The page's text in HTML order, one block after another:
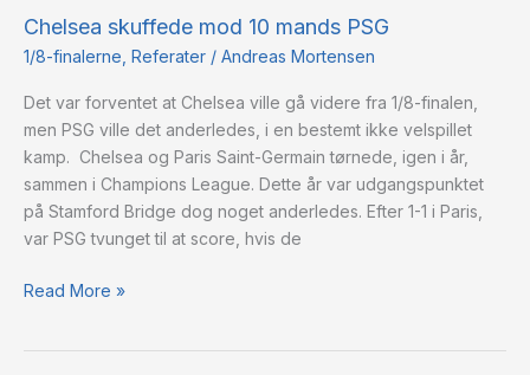
Chelsea skuffede mod 10 mands PSG
1/8-finalerne Referater / Andreas Mortensen
Det var forventet at Chelsea ville gå videre fra 1/8-finalen,
men PSG ville det anderledes, i en bestemt ikke velspillet
kamp. Chelsea og Paris Saint-Germain tørnede, igen i år,
sammen i Champions League. Dette år var udgangspunktet
på Stamford Bridge dog noget anderledes. Efter 1-1 i Paris,
var PSG tvunget til at score, hvis de
mod
10
PSG
Read More »